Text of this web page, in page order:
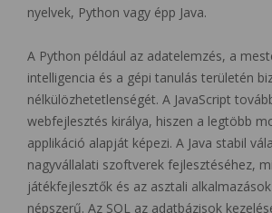
nyelvek, Python vagy épp Java.
A Python például az adatelemzés, a
intelligencia és a gépi tanulás területén
nélkülözhetetlenségét. A JavaScript
webfejlesztés királya, hiszen a legtöbb
applikáció alapját képezi. A Java stabil
nagyvállalati szoftverek fejlesztéséhez,
játékfejlesztők és az asztali
népszerű. Az SQL az adatbázisok